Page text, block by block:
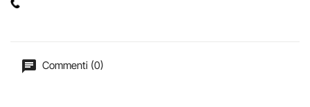
Commenti (0)